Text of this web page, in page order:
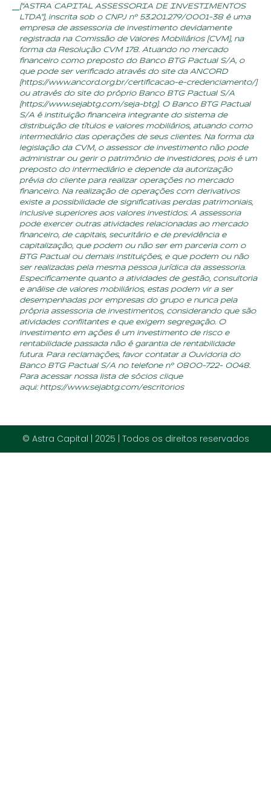
(“ASTRA CAPITAL ASSESSORIA DE INVESTIMENTOS
LTDA”), inscrita sob o CNPJ nº 53.201.279/0001-38 é uma
empresa de assessoria de investimento devidamente
registrada na Comissão de Valores Mobiliários (CVM), na
forma da Resolução CVM 178. Atuando no mercado
financeiro como preposto do Banco BTG Pactual S/A, o
que pode ser verificado através do site da ANCORD
(https://www.ancord.org.br/certificacao-e-credenciamento/)
ou através do site do próprio Banco BTG Pactual S/A
(https://www.sejabtg.com/seja-btg). O Banco BTG Pactual
S/A é instituição financeira integrante do sistema de
distribuição de títulos e valores mobiliários, atuando como
intermediário das operações de seus clientes. Na forma da
legislação da CVM, o assessor de investimento não pode
administrar ou gerir o patrimônio de investidores, pois é um
preposto do intermediário e depende da autorização
prévia do cliente para realizar operações no mercado
financeiro. Na realização de operações com derivativos
existe a possibilidade de significativas perdas patrimoniais,
inclusive superiores aos valores investidos. A assessoria
pode exercer outras atividades relacionadas ao mercado
financeiro, de capitais, securitário e de previdência e
capitalização, que podem ou não ser em parceria com o
BTG Pactual ou demais instituições, e que podem ou não
ser realizadas pela mesma pessoa jurídica da assessoria.
Especificamente quanto a atividades de gestão, consultoria
e análise de valores mobiliários, estas podem vir a ser
desempenhadas por empresas do grupo e nunca pela
própria assessoria de investimentos, considerando que são
atividades conflitantes e que exigem segregação. O
investimento em ações é um investimento de risco e
rentabilidade passada não é garantia de rentabilidade
futura. Para reclamações, favor contatar a Ouvidoria do
Banco BTG Pactual S/A no telefone nº 0800-722- 0048.
Para acessar nossa lista de sócios clique
aqui:https://www.sejabtg.com/escritorios
© Astra Capital | 2025 | Todos os direitos reservados